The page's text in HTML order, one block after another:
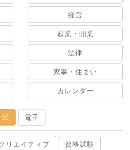
経営
起業・開業
法律
家事・住まい
カレンダー
紙 電子
リエイティブ 資格試験